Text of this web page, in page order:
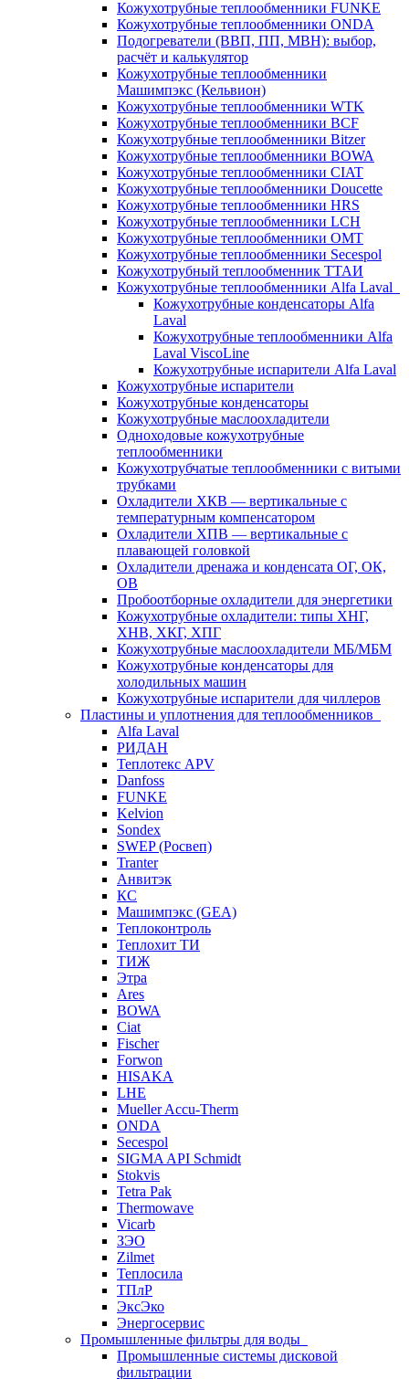
Кожухотрубные теплообменники FUNKE
Кожухотрубные теплообменники ONDA
Подогреватели (ВВП, ПП, МВН): выбор,
расчёт и калькулятор
Кожухотрубные теплообменники
Машимпэкс (Кельвион)
Кожухотрубные теплообменники WTK
Кожухотрубные теплообменники BCF
Кожухотрубные теплообменники Bitzer
Кожухотрубные теплообменники BOWA
Кожухотрубные теплообменники CIAT
Кожухотрубные теплообменники Doucette
Кожухотрубные теплообменники HRS
Кожухотрубные теплообменники LCH
Кожухотрубные теплообменники OMT
Кожухотрубные теплообменники Secespol
Кожухотрубный теплообменник ТТАИ
Кожухотрубные теплообменники Alfa Laval
Кожухотрубные конденсаторы Alfa
Laval
Кожухотрубные теплообменники Alfa
Laval ViscoLine
Кожухотрубные испарители Alfa Laval
Кожухотрубные испарители
Кожухотрубные конденсаторы
Кожухотрубные маслоохладители
Одноходовые кожухотрубные
теплообменники
Кожухотрубчатые теплообменники с витыми
трубками
Охладители ХКВ — вертикальные с
температурным компенсатором
Охладители ХПВ — вертикальные с
плавающей головкой
Охладители дренажа и конденсата ОГ, ОК,
ОВ
Пробоотборные охладители для энергетики
Кожухотрубные охладители: типы ХНГ,
ХНВ, ХКГ, ХПГ
Кожухотрубные маслоохладители МБ/МБМ
Кожухотрубные конденсаторы для
холодильных машин
Кожухотрубные испарители для чиллеров
Пластины и уплотнения для теплообменников
Alfa Laval
РИДАН
Теплотекс APV
Danfoss
FUNKE
Kelvion
Sondex
SWEP (Росвеп)
Tranter
Анвитэк
КС
Машимпэкс (GEA)
Теплоконтроль
Теплохит ТИ
ТИЖ
Этра
Ares
BOWA
Ciat
Fischer
Forwon
HISAKA
LHE
Mueller Accu-Therm
ONDA
Secespol
SIGMA API Schmidt
Stokvis
Tetra Pak
Thermowave
Vicarb
ЗЭО
Zilmet
Теплосила
ТПлР
ЭксЭко
Энергосервис
Промышленные фильтры для воды
Промышленные системы дисковой
фильтрации